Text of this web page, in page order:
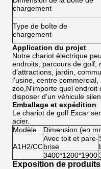
chargement
Type de boîte de
chargement
Application du projet
Notre chariot électrique
endroits, parcours de golf,
d'attractions, jardin,
l'usine, centre
zoo,N'importe quel endroit
disposer d'un véhicule
Emballage et expédition
Le chariot de golf Excar
acier.
Modèle
Dimension (en
A1H2/CC
Avec toit et pare-
brise
3400*1200*1900
Exposition de produits